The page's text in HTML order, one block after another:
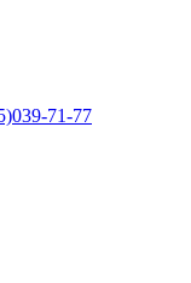
71-77